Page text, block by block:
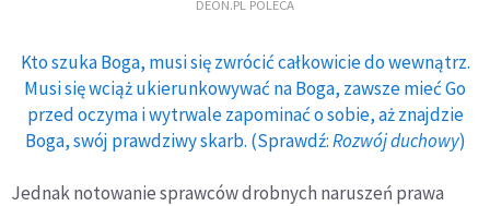
DEON.PL POLECA
Kto szuka Boga, musi się zwrócić całkowicie do wewnątrz.
Musi się wciąż ukierunkowywać na Boga, zawsze mieć Go
przed oczyma i wytrwale zapominać o sobie, aż znajdzie
Boga, swój prawdziwy skarb. (Sprawdź:Rozwój duchowy)
Jednak notowanie sprawców drobnych naruszeń prawa